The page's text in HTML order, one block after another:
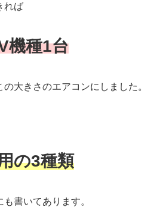
れば
機種1台
大きさのエアコンにしました。
の3種類
書いてあります。